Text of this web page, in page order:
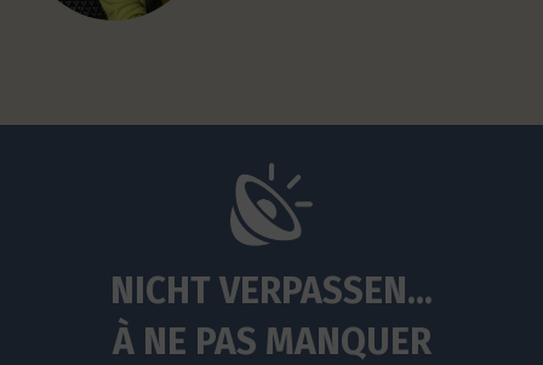
NICHT VERPASSEN...
À NE PAS MANQUER